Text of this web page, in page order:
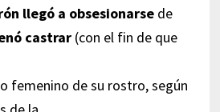
llegó a obsesionarsede
castrar(con el fin de que
femenino de su rostro, según